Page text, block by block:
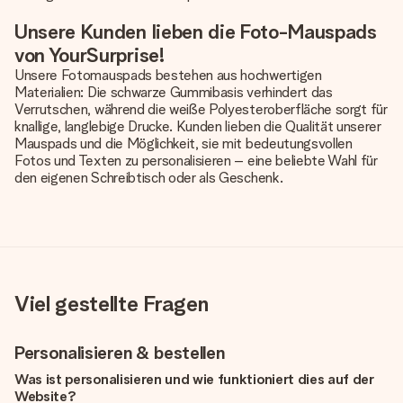
Unsere Kunden lieben die Foto-Mauspads
von YourSurprise!
Unsere Fotomauspads bestehen aus hochwertigen
Materialien: Die schwarze Gummibasis verhindert das
Verrutschen, während die weiße Polyesteroberfläche sorgt für
knallige, langlebige Drucke. Kunden lieben die Qualität unserer
Mauspads und die Möglichkeit, sie mit bedeutungsvollen
Fotos und Texten zu personalisieren – eine beliebte Wahl für
den eigenen Schreibtisch oder als Geschenk.
Viel gestellte Fragen
Personalisieren & bestellen
Was ist personalisieren und wie funktioniert dies auf der
Website?